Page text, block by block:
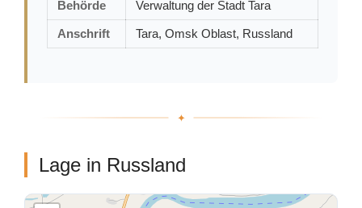
Behörde Verwaltung der Stadt Tara
Anschrift Tara, Omsk Oblast, Russland
Lage in Russland